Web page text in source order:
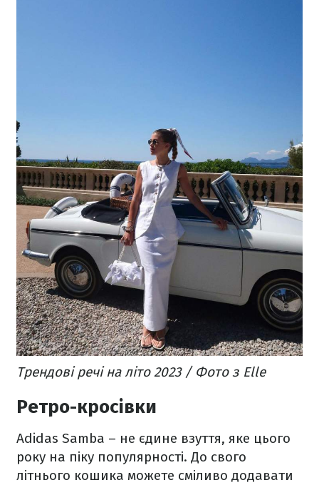
Трендові речі на літо 2023 / Фото з Elle
Ретро-кросівки
Adidas Samba – не єдине взуття, яке цього
року на піку популярності. До свого
літнього кошика можете сміливо додавати